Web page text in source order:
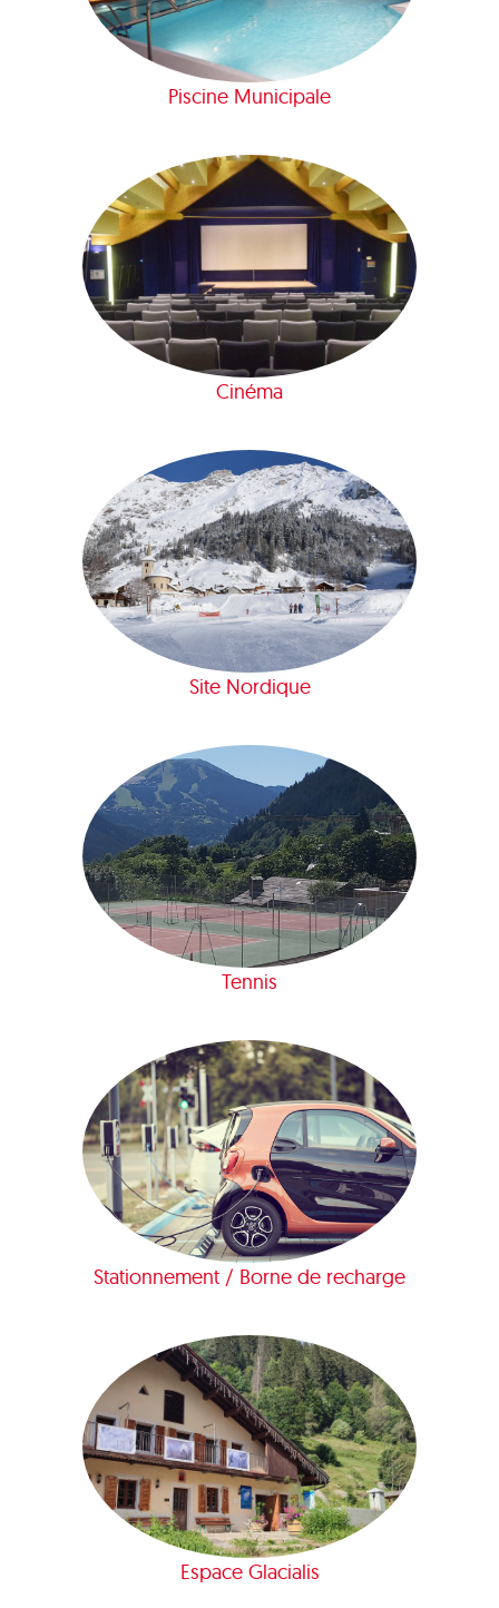
Piscine Municipale
Cinéma
Site Nordique
Tennis
Stationnement / Borne de recharge
Espace Glacialis